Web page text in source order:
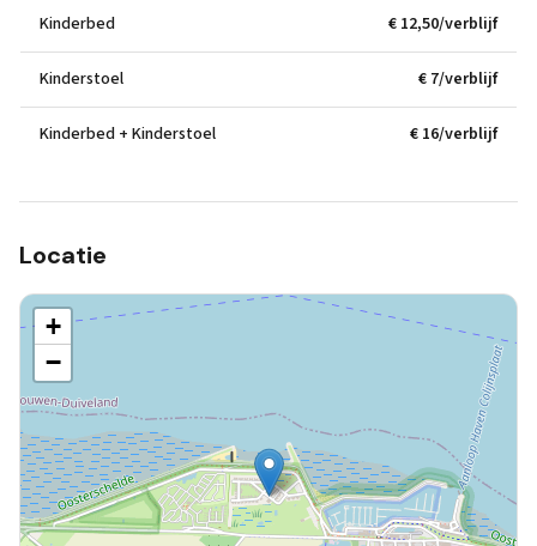
Kinderbed € 12,50/verblijf
Kinderstoel € 7/verblijf
Kinderbed + Kinderstoel € 16/verblijf
Locatie
+
−